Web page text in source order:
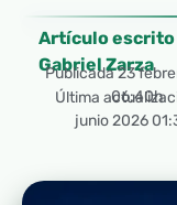
Artículo escrito
Gabriel Zarza
Publicada23
06:40h
Última
junio 2026